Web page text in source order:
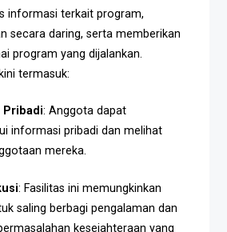
informasi terkait program,
secara daring, serta memberikan
program yang dijalankan.
termasuk:
Pribadi: Anggota dapat
informasi pribadi dan melihat
mereka.
: Fasilitas ini memungkinkan
saling berbagi pengalaman dan
kesejahteraan yang